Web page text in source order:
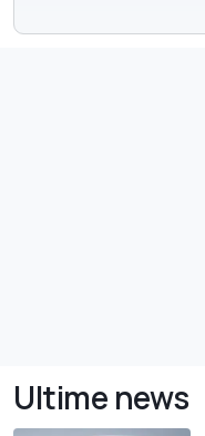
Ultime news